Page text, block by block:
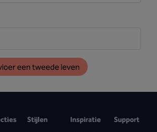
een tweede leven
Stijlen Inspiratie Support